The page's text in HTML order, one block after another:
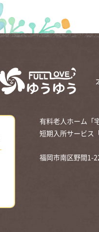
有料老人ホーム「
短期入所サービス
福岡市南区野間1-